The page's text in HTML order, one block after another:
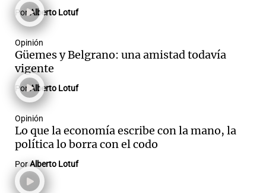
años.
y Rosario. Fue pionero en el
uso de tecnologías en el
PorAlberto Lotuf
Opinión
Güemes y Belgrano: una amistad todavía
vigente
PorAlberto Lotuf
Opinión
Lo que la economía escribe con la mano, la
política lo borra con el codo
PorAlberto Lotuf